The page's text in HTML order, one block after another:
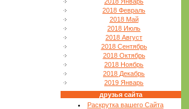
2018 Февраль
2018 Май
2018 Июль
2018 Август
2018 Сентябрь
2018 Октябрь
2018 Ноябрь
2018 Декабрь
2019 Январь
друзья сайта
Раскрутка вашего Сайта